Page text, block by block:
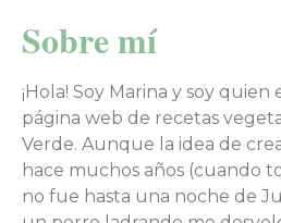
Sobre mí
¡Hola! Soy Marina y soy quien
página web de recetas
Verde. Aunque la idea de
hace muchos años (cuando
no fue hasta una noche de